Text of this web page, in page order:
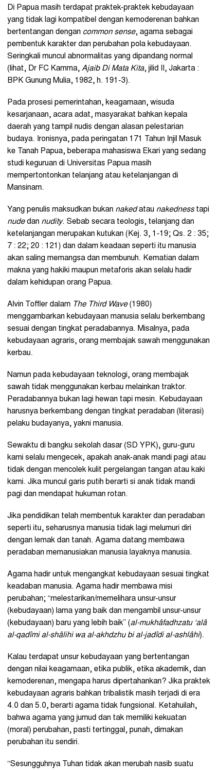
Di Papua masih terdapat praktek-praktek kebudayaan
yang tidak lagi kompatibel dengan kemoderenan bahkan
bertentangan dengan common sense, agama sebagai
pembentuk karakter dan perubahan pola kebudayaan.
Seringkali muncul abnormalitas yang dipandang normal
(lihat, Dr FC Kamma, Ajaib Di Mata Kita, jilid II, Jakarta :
BPK Gunung Mulia, 1982, h. 191-3).
Pada prosesi pemerintahan, keagamaan, wisuda
kesarjanaan, acara adat, masyarakat bahkan kepala
daerah yang tampil nudis dengan alasan pelestarian
budaya. Ironisnya, pada peringatan 171 Tahun Injil Masuk
ke Tanah Papua, beberapa mahasiswa Ekari yang sedang
studi keguruan di Universitas Papua masih
mempertontonkan telanjang atau ketelanjangan di
Mansinam.
Yang penulis maksudkan bukan nakedatau nakednesstapi
nudedan nudity. Sebab secara teologis, telanjang dan
ketelanjangan merupakan kutukan (Kej. 3, 1-19; Qs. 2 : 35;
7 : 22; 20 : 121) dan dalam keadaan seperti itu manusia
akan saling memangsa dan membunuh. Kematian dalam
makna yang hakiki maupun metaforis akan selalu hadir
dalam kehidupan orang Papua.
Alvin Toffler dalam The Third Wave(1980)
menggambarkan kebudayaan manusia selalu berkembang
sesuai dengan tingkat peradabannya. Misalnya, pada
kebudayaan agraris, orang membajak sawah menggunakan
kerbau.
Namun pada kebudayaan teknologi, orang membajak
sawah tidak menggunakan kerbau melainkan traktor.
Peradabannya bukan lagi hewan tapi mesin. Kebudayaan
harusnya berkembang dengan tingkat peradaban (literasi)
pelaku budayanya, yakni manusia.
Sewaktu di bangku sekolah dasar (SD YPK), guru-guru
kami selalu mengecek, apakah anak-anak mandi pagi atau
tidak dengan mencolek kulit pergelangan tangan atau kaki
kami. Jika muncul garis putih berarti si anak tidak mandi
pagi dan mendapat hukuman rotan.
Jika pendidikan telah membentuk karakter dan peradaban
seperti itu, seharusnya manusia tidak lagi melumuri diri
dengan lemak dan tanah. Agama datang membawa
peradaban memanusiakan manusia layaknya manusia.
Agama hadir untuk mengangkat kebudayaan sesuai tingkat
keadaban manusia. Agama hadir membawa misi
perubahan; “melestarikan/memelihara unsur-unsur
(kebudayaan) lama yang baik dan mengambil unsur-unsur
(kebudayaan) baru yang lebih baik” (al-mukhâfadhzatu ‘alâ
al-qadîmi al-shâlihi wa al-akhdzhu bi al-jadîdi al-ashlâhi).
Kalau terdapat unsur kebudayaan yang bertentangan
dengan nilai keagamaan, etika publik, etika akademik, dan
kemoderenan, mengapa harus dipertahankan? Jika praktek
kebudayaan agraris bahkan tribalistik masih terjadi di era
4.0 dan 5.0, berarti agama tidak fungsional. Ketahuilah,
bahwa agama yang jumud dan tak memiliki kekuatan
(moral) perubahan, pasti tertinggal, punah, dimakan
perubahan itu sendiri.
“Sesungguhnya Tuhan tidak akan merubah nasib suatu